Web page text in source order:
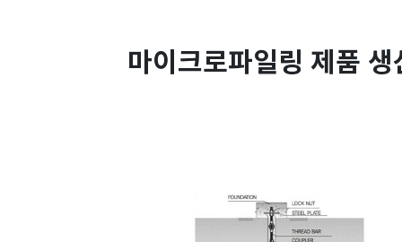
마이크로파일링 제품 생